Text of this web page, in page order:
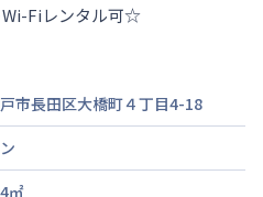
Fiレンタル可☆
市長田区大橋町４丁目4-18
㎡